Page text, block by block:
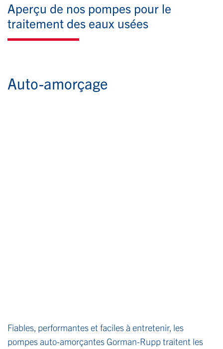
Aperçu de nos pompes pour le
traitement des eaux usées
Auto-amorçage
Fiables, performantes et faciles à entretenir, les
pompes auto-amorçantes Gorman-Rupp traitent les